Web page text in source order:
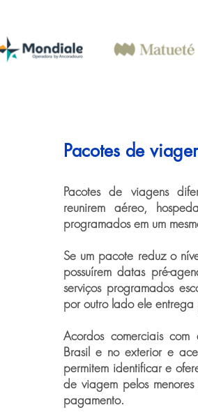
Pacotes de
Pacotes de viagens
reunirem aéreo,
programados em um
Se um pacote reduz o
possuírem datas pré-
serviços programados
por outro lado ele entrega
Acordos comerciais
Brasil e no exterior e
permitem identificar e
de viagem pelos
pagamento.